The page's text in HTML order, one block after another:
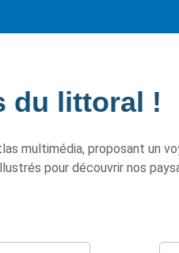
du littoral !
multimédia, proposant un
pour découvrir nos